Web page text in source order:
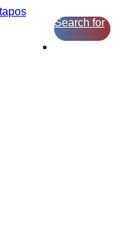
Search for